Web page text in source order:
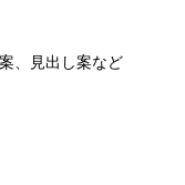
、見出し案など